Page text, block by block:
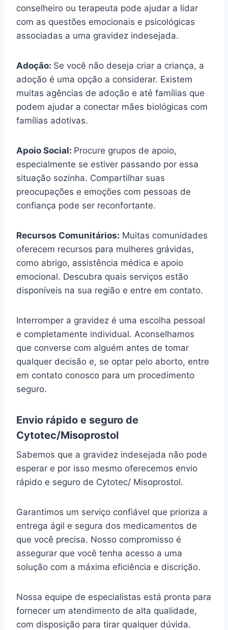
conselheiro ou terapeuta pode ajudar a lidar
com as questões emocionais e psicológicas
associadas a uma gravidez indesejada.
Adoção: Se você não deseja criar a criança, a
adoção é uma opção a considerar. Existem
muitas agências de adoção e até famílias que
podem ajudar a conectar mães biológicas com
famílias adotivas.
Apoio Social: Procure grupos de apoio,
especialmente se estiver passando por essa
situação sozinha. Compartilhar suas
preocupações e emoções com pessoas de
confiança pode ser reconfortante.
Recursos Comunitários: Muitas comunidades
oferecem recursos para mulheres grávidas,
como abrigo, assistência médica e apoio
emocional. Descubra quais serviços estão
disponíveis na sua região e entre em contato.
Interromper a gravidez é uma escolha pessoal
e completamente individual. Aconselhamos
que converse com alguém antes de tomar
qualquer decisão e, se optar pelo aborto, entre
em contato conosco para um procedimento
seguro.
Envio rápido e seguro de
Cytotec/Misoprostol
Sabemos que a gravidez indesejada não pode
esperar e por isso mesmo oferecemos envio
rápido e seguro de Cytotec/ Misoprostol.
Garantimos um serviço confiável que prioriza a
entrega ágil e segura dos medicamentos de
que você precisa. Nosso compromisso é
assegurar que você tenha acesso a uma
solução com a máxima eficiência e discrição.
Nossa equipe de especialistas está pronta para
fornecer um atendimento de alta qualidade,
com disposição para tirar qualquer dúvida.